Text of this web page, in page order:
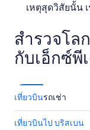
เหตุสุดวิสัยนั้น
สำรวจโล
กับเอ็กซ์พี
เที่ยวบินรถเช่า
เที่ยวบินไป บริสเบน